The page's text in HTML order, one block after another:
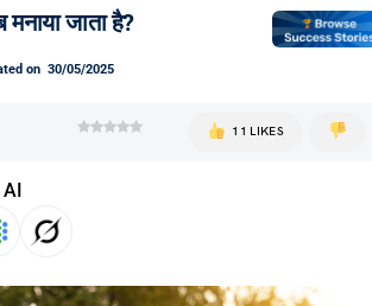
जाता है?
on 30/05/2025
11 LIKES